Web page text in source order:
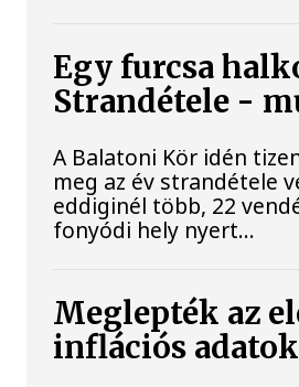
Egy furcsa
Strandétele -
A Balatoni Kör idén
meg az év strandétele
eddiginél több, 22
fonyódi hely nyert...
Meglepték az
inflációs adatok